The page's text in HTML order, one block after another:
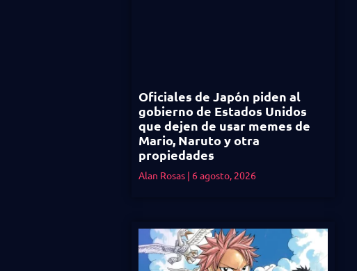
Oficiales de Japón piden al
gobierno de Estados Unidos
que dejen de usar memes de
Mario, Naruto y otra
propiedades
Alan Rosas 6 agosto, 2026